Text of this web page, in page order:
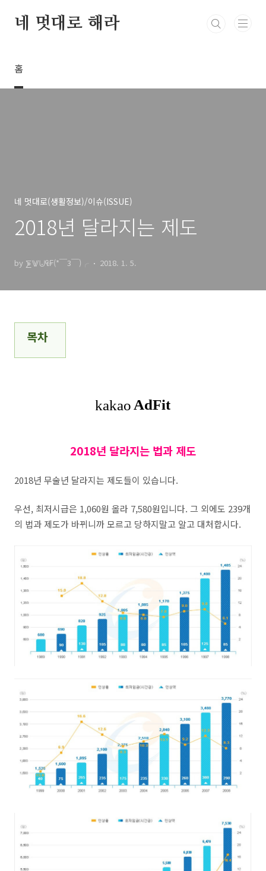
네 멋대로 해라
홈
네 멋대로(생활정보)/이슈(ISSUE)
2018년 달라지는 제도
by ⨊⨈⨄₠₣(*￣3￣)╭ 2018. 1. 5.
목차
2018년 달라지는 법과 제도
2018년 무술년 달라지는 제도들이 있습니다.
우선, 최저시급은 1,060원 올라 7,580원입니다. 그 외에도 239개
의 법과 제도가 바뀌니까 모르고 당하지말고 알고 대처합시다.